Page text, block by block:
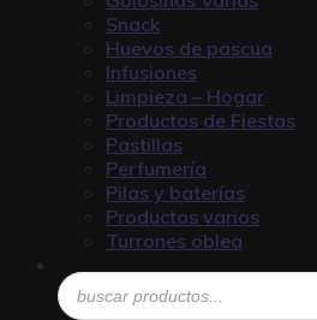
Snack
Huevos de pascua
Infusiones
Limpieza – Hogar
Productos de Fiestas
Pastillas
Perfumería
Pilas y baterías
Productos varios
Turrones oblea
Búsqueda
de